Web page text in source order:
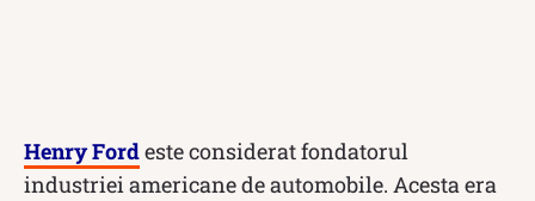
Henry Fordeste considerat fondatorul
industriei americane de automobile. Acesta era